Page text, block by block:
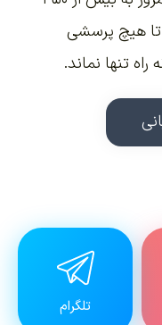
تا هیچ پرسشی
تنها نماند.
تلگرام